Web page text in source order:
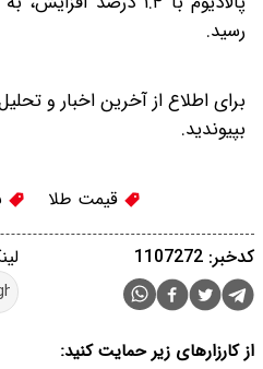
رسید.
برای اطلاع از آخرین اخبار و
بپیوندید.
قیمت طلا
کدخبر: 1107272
از کارزارهای زیر حمایت کنید: